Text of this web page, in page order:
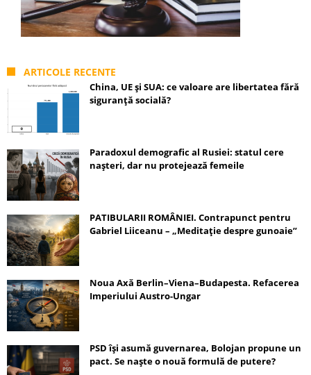
ARTICOLE RECENTE
China, UE și SUA: ce valoare are libertatea fără
siguranță socială?
Paradoxul demografic al Rusiei: statul cere
nașteri, dar nu protejează femeile
PATIBULARII ROMÂNIEI. Contrapunct pentru
Gabriel Liiceanu – „Meditație despre gunoaie”
Noua Axă Berlin–Viena–Budapesta. Refacerea
Imperiului Austro-Ungar
PSD își asumă guvernarea, Bolojan propune un
pact. Se naște o nouă formulă de putere?